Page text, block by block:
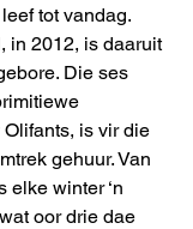
tot vandag.
in 2012, is daaruit
Die ses
is vir die
gehuur. Van
elke winter ‘n
oor drie dae